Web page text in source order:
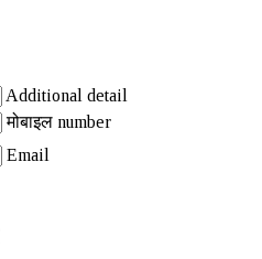
Additional detail
मोबाइल number
Email